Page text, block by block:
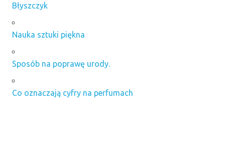
Błyszczyk
Nauka sztuki piękna
Sposób na poprawę urody.
Co oznaczają cyfry na perfumach